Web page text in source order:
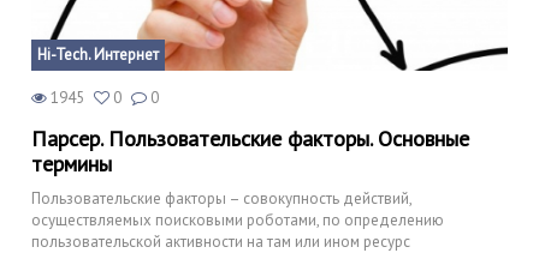
Hi-Tech. Интернет
1945 0 0
Парсер. Пользовательские факторы. Основные
термины
Пользовательские факторы – совокупность действий,
осуществляемых поисковыми роботами, по определению
пользовательской активности на там или ином ресурс